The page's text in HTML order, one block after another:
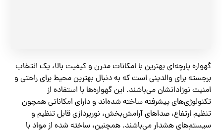
گهواره پارچه‌ای بهترین با امکانات مدرن و کیفیت بالا، یک انتخاب
برجسته برای والدینی است که به دنبال بهترین محیط برای راحتی و
امنیت نوزادانشان می‌باشند. این گهواره‌ها با استفاده از
تکنولوژی‌های پیشرفته ساخته شده‌اند و دارای امکاناتی همچون
تنظیم ارتفاع، صداهای آرامش‌بخش، نورپردازی قابل تنظیم و
سیستم‌های هشدار می‌باشند. همچنین، ساخته شده از مواد با